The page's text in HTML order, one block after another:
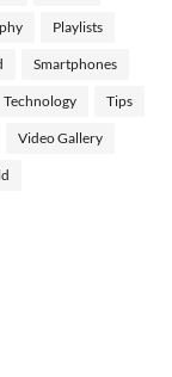
Playlists
Smartphones
Technology Tips
Video Gallery